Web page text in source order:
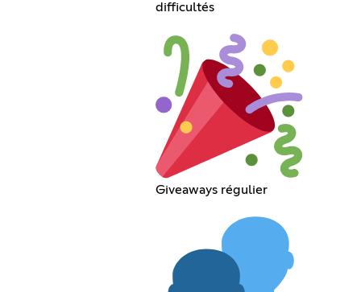
difficultés
Giveaways régulier